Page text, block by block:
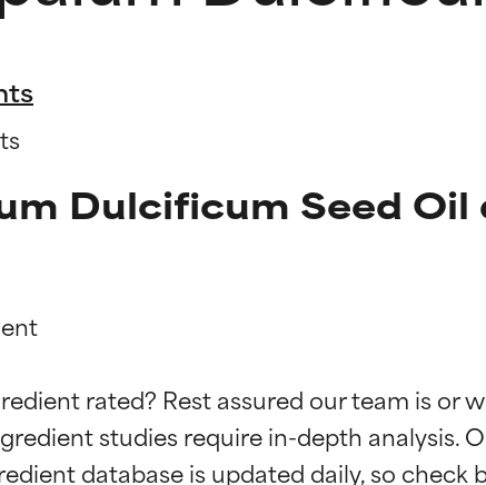
Dulcificum Seed
rated? Rest assured our team is
studies require in-depth analysis.
EXCELENTE
Ingrediente sobresaliente con beneficios reales
EXCELENTE
Ingrediente sobresaliente con beneficios reales